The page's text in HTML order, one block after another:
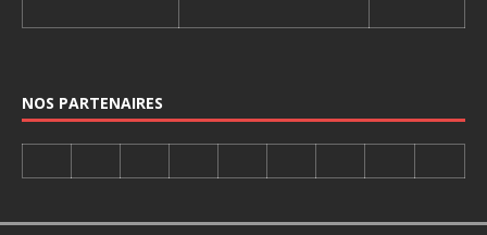
NOS PARTENAIRES